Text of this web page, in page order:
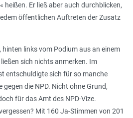
heißen. Er ließ aber auch durchblicken,
öffentlichen Auftreten der Zusatz
hinten links vom Podium aus an einem
sich nichts anmerken. Im
entschuldigte sich für so manche
gegen die NPD. Nicht ohne Grund,
für das Amt des NPD-Vize.
Mit 160 Ja-Stimmen von 201